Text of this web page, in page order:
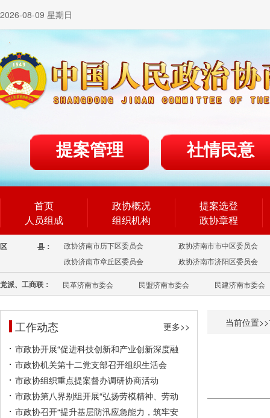
2026-08-09 星期日
提案管理 社情民意
首页
人员组成
政协概况
组织机构
提案选登
政协章程
区 县： 政协济南市历下区委员会
政协济南市市中区委员会
政协济南市章丘区委员会
政协济南市济阳区委员会
党派、工商联： 民革济南市委会 民盟济南市委会 民建济南市委会
工作动态
更多>>
市政协开展“促进科技创新和产业创新深度融
市政协机关第十二党支部召开组织生活会
市政协组织重点提案督办调研协商活动
市政协第八界别组开展“弘扬劳模精神、劳动
市政协召开“提升基层防汛应急能力，筑牢安
当前位置>>